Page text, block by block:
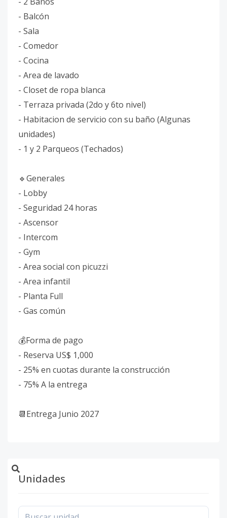
- Balcón
- Sala
- Comedor
- Cocina
- Area de lavado
- Closet de ropa blanca
- Terraza privada (2do y 6to nivel)
- Habitacion de servicio con su baño (Algunas
unidades)
- 1 y 2 Parqueos (Techados)
🔹️Generales
- Lobby
- Seguridad 24 horas
- Ascensor
- Intercom
- Gym
- Area social con picuzzi
- Area infantil
- Planta Full
- Gas común
💰Forma de pago
- Reserva US$ 1,000
- 25% en cuotas durante la construcción
- 75% A la entrega
📆Entrega Junio 2027
Unidades